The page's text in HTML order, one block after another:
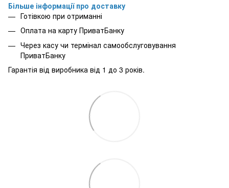
Більше інформації про доставку
Готівкою при отриманні
Оплата на карту ПриватБанку
Через касу чи термінал самообслуговування
ПриватБанку
Гарантія від виробника від 1 до 3 років.